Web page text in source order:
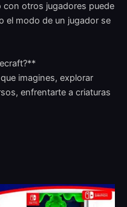
con otros jugadores puede
el modo de un jugador se
imagines, explorar
enfrentarte a criaturas